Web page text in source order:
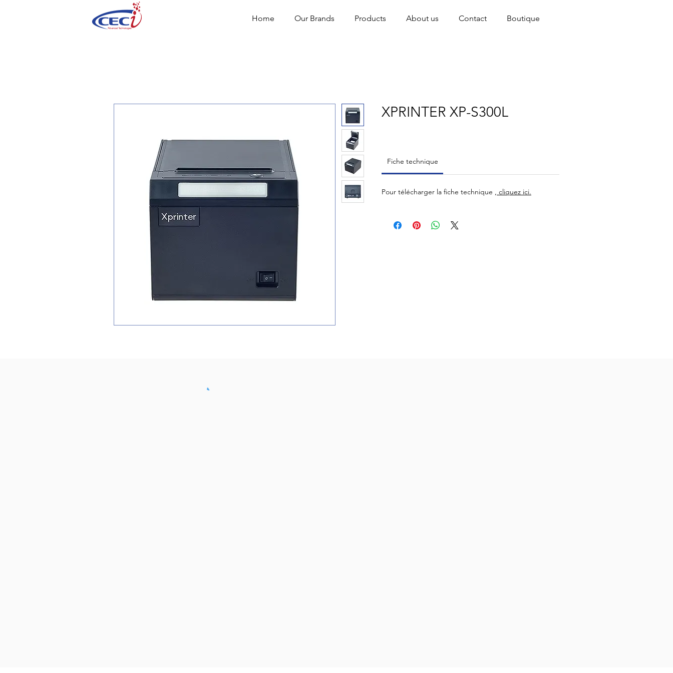
Home Our Brands Products About us Contact Boutique
XPRINTER XP-S300L
Fiche technique
Pour télécharger la fiche technique , cliquez ici.